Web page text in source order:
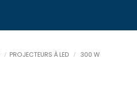
PROJECTEURS À LED 300 W